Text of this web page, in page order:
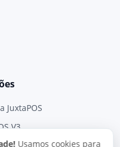
JuxtaPOS
V3
Usamos cookies para